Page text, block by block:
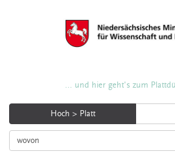
... und hier geht's zum
Hoch > Platt